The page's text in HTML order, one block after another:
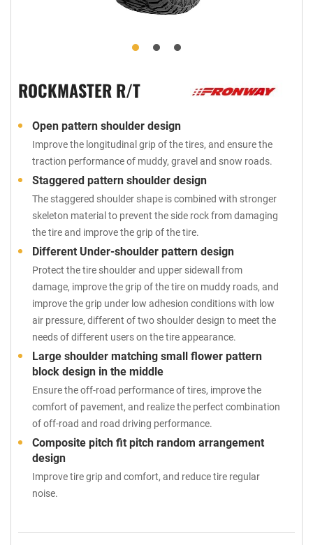
ROCKMASTER R/T
Open pattern shoulder design
Improve the longitudinal grip of the tires, and ensure the
traction performance of muddy, gravel and snow roads.
Staggered pattern shoulder design
The staggered shoulder shape is combined with stronger
skeleton material to prevent the side rock from damaging
the tire and improve the grip of the tire.
Different Under-shoulder pattern design
Protect the tire shoulder and upper sidewall from
damage, improve the grip of the tire on muddy roads, and
improve the grip under low adhesion conditions with low
air pressure, different of two shoulder design to meet the
needs of different users on the tire appearance.
Large shoulder matching small flower pattern
block design in the middle
Ensure the off-road performance of tires, improve the
comfort of pavement, and realize the perfect combination
of off-road and road driving performance.
Composite pitch fit pitch random arrangement
design
Improve tire grip and comfort, and reduce tire regular
noise.